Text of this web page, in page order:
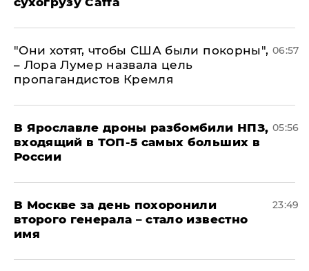
"Они хотят, чтобы США были покорны",
– Лора Лумер назвала цель
пропагандистов Кремля
06:57
В Ярославле дроны разбомбили НПЗ,
входящий в ТОП-5 самых больших в
России
05:56
В Москве за день похоронили
второго генерала – стало известно
имя
23:49